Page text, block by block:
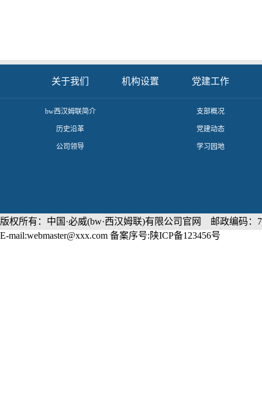
关于我们
​bw西汉姆联简介
历史沿革
公司领导
机构设置 党建工作
支部概况
党建动态
学习园地
版权所有：中国·必威(bw·西汉姆联)有限公司官网 邮政编码：
E-mail:webmaster@xxx.com 备案序号:陕ICP备123456号